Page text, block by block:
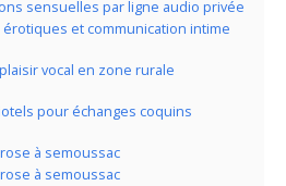
sensuelles par ligne audio privée
et communication intime
vocal en zone rurale
pour échanges coquins
à semoussac
à semoussac